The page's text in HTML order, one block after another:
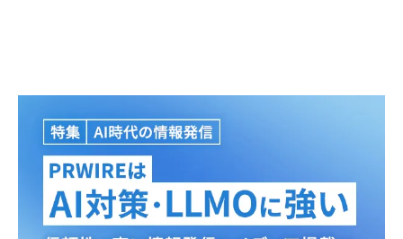
Japanese
English